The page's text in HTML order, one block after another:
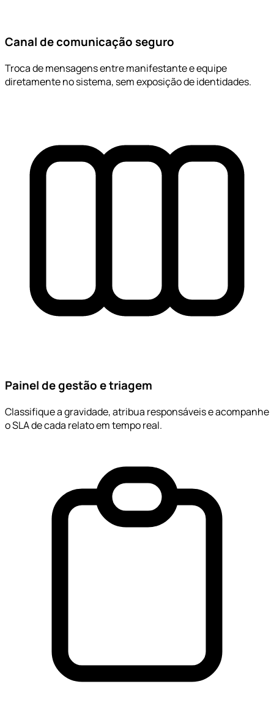
Canal de comunicação seguro
Troca de mensagens entre manifestante e equipe
diretamente no sistema, sem exposição de identidades.
Painel de gestão e triagem
Classifique a gravidade, atribua responsáveis e acompanhe
o SLA de cada relato em tempo real.